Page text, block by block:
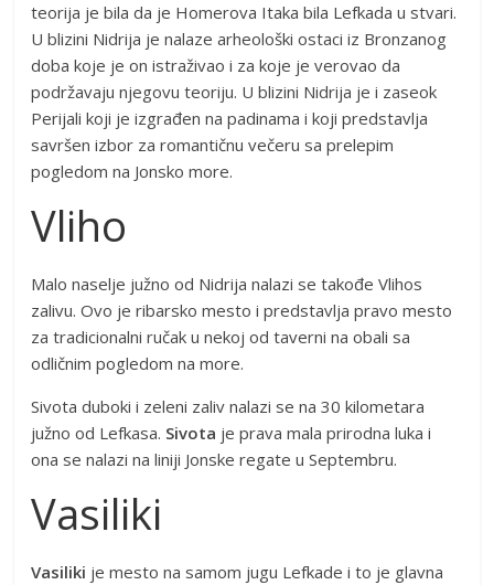
teorija je bila da je Homerova Itaka bila Lefkada u stvari.
U blizini Nidrija je nalaze arheološki ostaci iz Bronzanog
doba koje je on istraživao i za koje je verovao da
podržavaju njegovu teoriju. U blizini Nidrija je i zaseok
Perijali koji je izgrađen na padinama i koji predstavlja
savršen izbor za romantičnu večeru sa prelepim
pogledom na Jonsko more.
Vliho
Malo naselje južno od Nidrija nalazi se takođe Vlihos
zalivu. Ovo je ribarsko mesto i predstavlja pravo mesto
za tradicionalni ručak u nekoj od taverni na obali sa
odličnim pogledom na more.
Sivota duboki i zeleni zaliv nalazi se na 30 kilometara
južno od Lefkasa. Sivota je prava mala prirodna luka i
ona se nalazi na liniji Jonske regate u Septembru.
Vasiliki
Vasiliki je mesto na samom jugu Lefkade i to je glavna